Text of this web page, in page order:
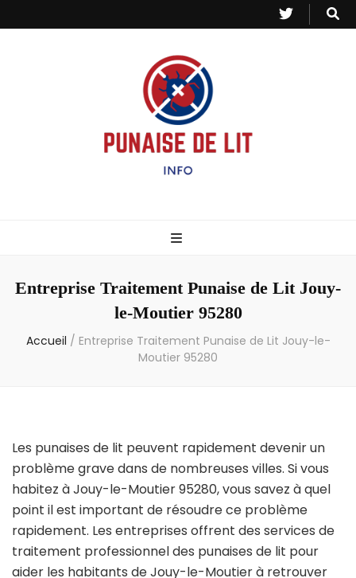
– Info
Entreprise Traitement Punaise de Lit Jouy-
le-Moutier 95280
Accueil / Entreprise Traitement Punaise de Lit Jouy-le-
Moutier 95280
Les punaises de lit peuvent rapidement devenir un
problème grave dans de nombreuses villes. Si vous
habitez à Jouy-le-Moutier 95280, vous savez à quel
point il est important de résoudre ce problème
rapidement. Les entreprises offrent des services de
traitement professionnel des punaises de lit pour
aider les habitants de Jouy-le-Moutier à retrouver